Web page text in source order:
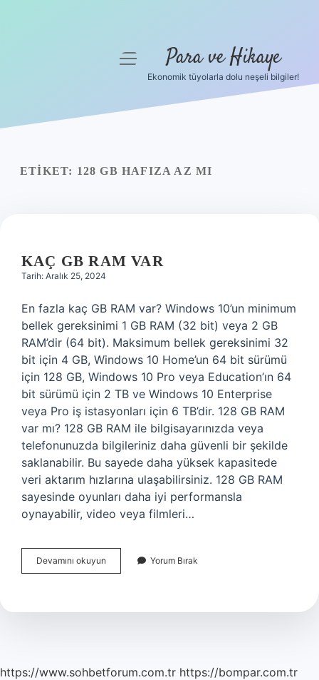
Yasal Uyarı
menüyü
Para ve Hikaye
Ekonomik tüyolarla dolu neşeli bilgiler!
ETIKET: 128 GB HAFIZA AZ MI
KAÇ GB RAM VAR
Tarih: Aralık 25, 2024
En fazla kaç GB RAM var? Windows 10’un minimum
bellek gereksinimi 1 GB RAM (32 bit) veya 2 GB
RAM’dir (64 bit). Maksimum bellek gereksinimi 32
bit için 4 GB, Windows 10 Home’un 64 bit sürümü
için 128 GB, Windows 10 Pro veya Education’ın 64
bit sürümü için 2 TB ve Windows 10 Enterprise
veya Pro iş istasyonları için 6 TB’dir. 128 GB RAM
var mı? 128 GB RAM ile bilgisayarınızda veya
telefonunuzda bilgileriniz daha güvenli bir şekilde
saklanabilir. Bu sayede daha yüksek kapasitede
veri aktarım hızlarına ulaşabilirsiniz. 128 GB RAM
sayesinde oyunları daha iyi performansla
oynayabilir, video veya filmleri…
Devamını okuyun
Gb
Yorum Bırak
https://www.sohbetforum.com.tr https://bompar.com.tr